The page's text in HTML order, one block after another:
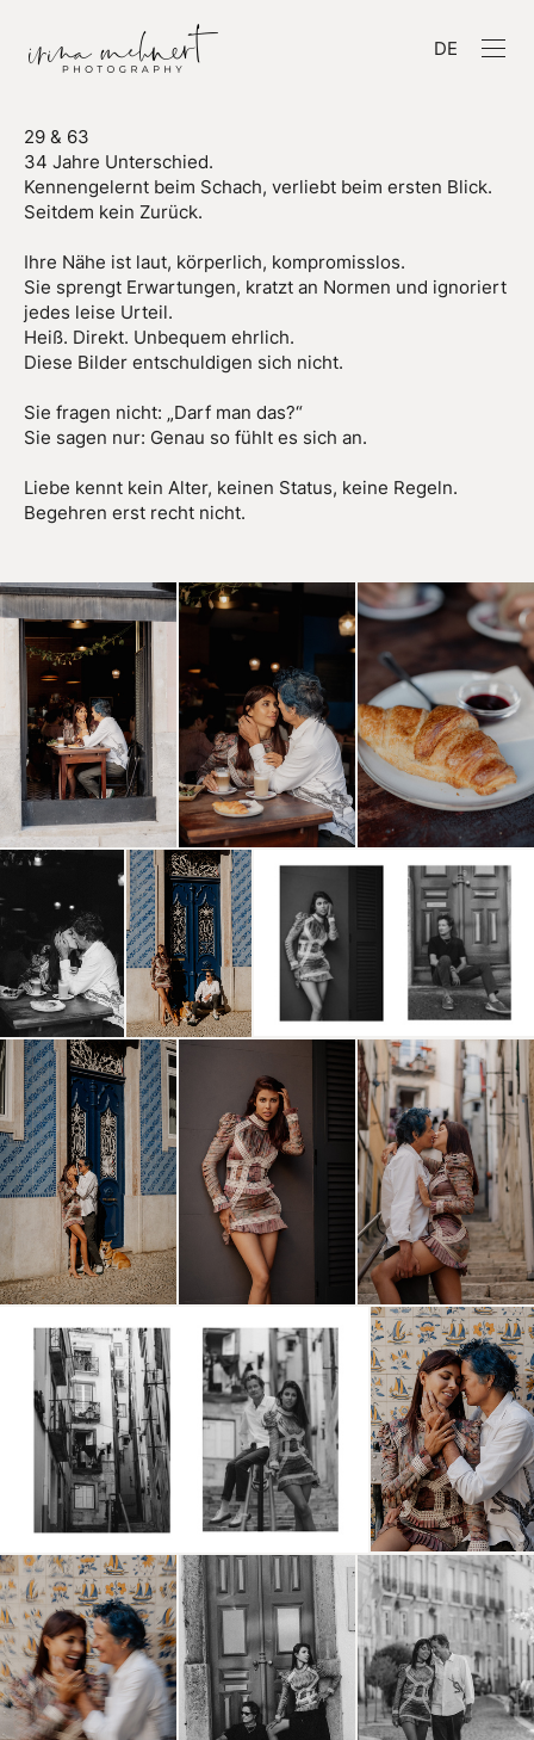
DE
29 & 63
34 Jahre Unterschied.
Kennengelernt beim Schach, verliebt beim ersten Blick.
Seitdem kein Zurück.
Ihre Nähe ist laut, körperlich, kompromisslos.
Sie sprengt Erwartungen, kratzt an Normen und ignoriert
jedes leise Urteil.
Heiß. Direkt. Unbequem ehrlich.
Diese Bilder entschuldigen sich nicht.
Sie fragen nicht: „Darf man das?“
Sie sagen nur: Genau so fühlt es sich an.
Liebe kennt kein Alter, keinen Status, keine Regeln.
Begehren erst recht nicht.